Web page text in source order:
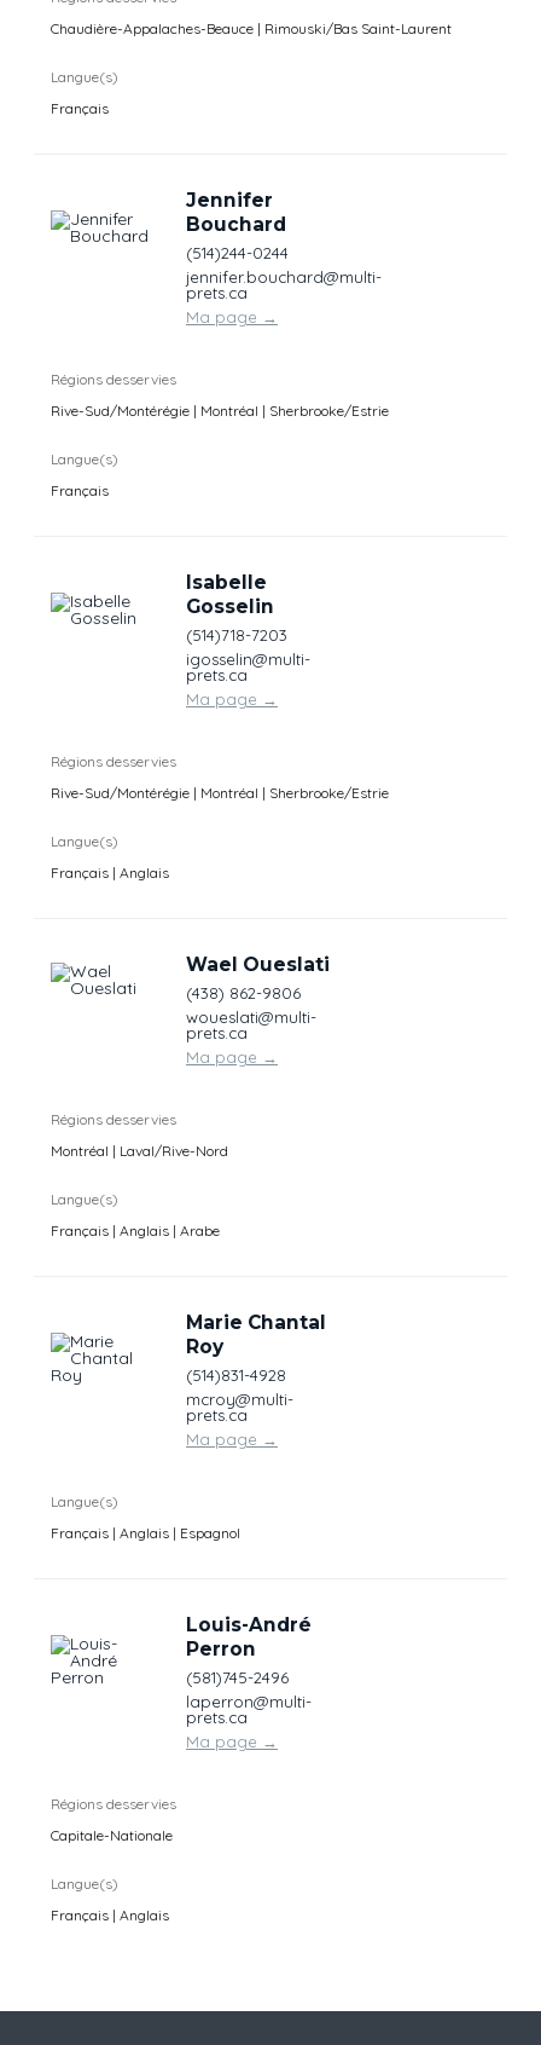
Chaudière-Appalaches-Beauce | Rimouski/Bas Saint-Laurent
Langue(s)
Français
Jennifer
Bouchard
(514)244-0244
jennifer.bouchard@multi-
prets.ca
Ma page →
Régions desservies
Rive-Sud/Montérégie | Montréal | Sherbrooke/Estrie
Langue(s)
Français
Isabelle
Gosselin
(514)718-7203
igosselin@multi-
prets.ca
Ma page →
Régions desservies
Rive-Sud/Montérégie | Montréal | Sherbrooke/Estrie
Langue(s)
Français | Anglais
Wael Oueslati
(438) 862-9806
woueslati@multi-
prets.ca
Ma page →
Régions desservies
Montréal | Laval/Rive-Nord
Langue(s)
Français | Anglais | Arabe
Marie Chantal
Roy
(514)831-4928
mcroy@multi-
prets.ca
Ma page →
Langue(s)
Français | Anglais | Espagnol
Louis-André
Perron
(581)745-2496
laperron@multi-
prets.ca
Ma page →
Régions desservies
Capitale-Nationale
Langue(s)
Français | Anglais